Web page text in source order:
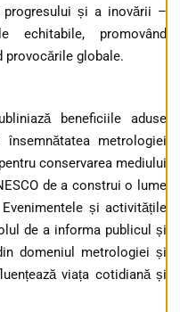
și a inovării –
echitabile, promovând
provocările globale.
beneficiile aduse
metrologiei
conservarea mediului
de a construi o lume
și activitățile
de a informa publicul și
domeniul metrologiei și
viața cotidiană și